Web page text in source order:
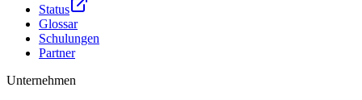
Status
Glossar
Schulungen
Partner
Unternehmen